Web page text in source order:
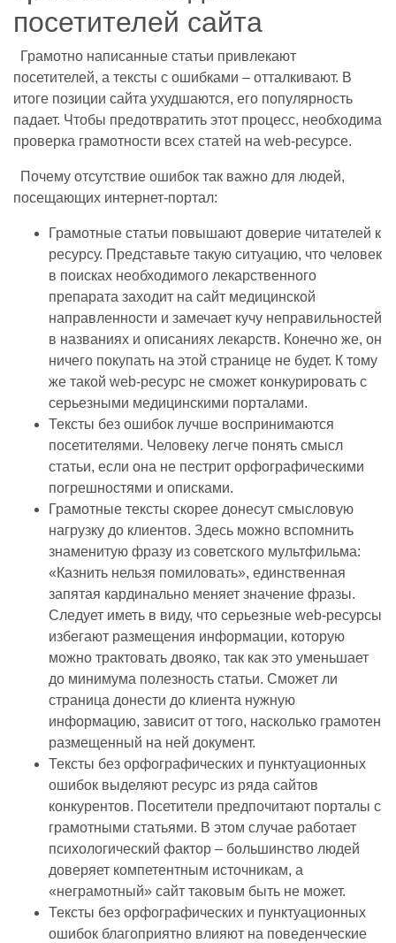
посетителей сайта
Грамотно написанные статьи привлекают
посетителей, а тексты с ошибками – отталкивают. В
итоге позиции сайта ухудшаются, его популярность
падает. Чтобы предотвратить этот процесс, необходима
проверка грамотности всех статей на web-ресурсе.
Почему отсутствие ошибок так важно для людей,
посещающих интернет-портал:
Грамотные статьи повышают доверие читателей к
ресурсу. Представьте такую ситуацию, что человек
в поисках необходимого лекарственного
препарата заходит на сайт медицинской
направленности и замечает кучу неправильностей
в названиях и описаниях лекарств. Конечно же, он
ничего покупать на этой странице не будет. К тому
же такой web-ресурс не сможет конкурировать с
серьезными медицинскими порталами.
Тексты без ошибок лучше воспринимаются
посетителями. Человеку легче понять смысл
статьи, если она не пестрит орфографическими
погрешностями и описками.
Грамотные тексты скорее донесут смысловую
нагрузку до клиентов. Здесь можно вспомнить
знаменитую фразу из советского мультфильма:
«Казнить нельзя помиловать», единственная
запятая кардинально меняет значение фразы.
Следует иметь в виду, что серьезные web-ресурсы
избегают размещения информации, которую
можно трактовать двояко, так как это уменьшает
до минимума полезность статьи. Сможет ли
страница донести до клиента нужную
информацию, зависит от того, насколько грамотен
размещенный на ней документ.
Тексты без орфографических и пунктуационных
ошибок выделяют ресурс из ряда сайтов
конкурентов. Посетители предпочитают порталы с
грамотными статьями. В этом случае работает
психологический фактор – большинство людей
доверяет компетентным источникам, а
«неграмотный» сайт таковым быть не может.
Тексты без орфографических и пунктуационных
ошибок благоприятно влияют на поведенческие